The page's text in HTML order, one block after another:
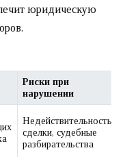
юридическую
Риски при
нарушении
Недействительность
сделки, судебные
разбирательства